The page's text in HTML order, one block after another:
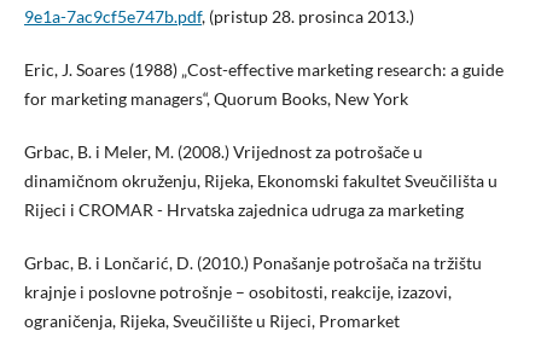
9e1a-7ac9cf5e747b.pdf, (pristup 28. prosinca 2013.)
Eric, J. Soares (1988) „Cost-effective marketing research: a guide
for marketing managers“, Quorum Books, New York
Grbac, B. i Meler, M. (2008.) Vrijednost za potrošače u
dinamičnom okruženju, Rijeka, Ekonomski fakultet Sveučilišta u
Rijeci i CROMAR - Hrvatska zajednica udruga za marketing
Grbac, B. i Lončarić, D. (2010.) Ponašanje potrošača na tržištu
krajnje i poslovne potrošnje – osobitosti, reakcije, izazovi,
ograničenja, Rijeka, Sveučilište u Rijeci, Promarket